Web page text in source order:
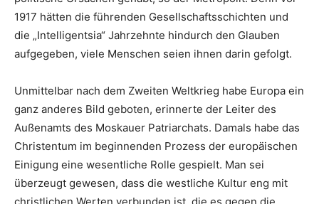
1917 hätten die führenden Gesellschaftsschichten und
die „Intelligentsia“ Jahrzehnte hindurch den Glauben
aufgegeben, viele Menschen seien ihnen darin gefolgt.
Unmittelbar nach dem Zweiten Weltkrieg habe Europa ein
ganz anderes Bild geboten, erinnerte der Leiter des
Außenamts des Moskauer Patriarchats. Damals habe das
Christentum im beginnenden Prozess der europäischen
Einigung eine wesentliche Rolle gespielt. Man sei
überzeugt gewesen, dass die westliche Kultur eng mit